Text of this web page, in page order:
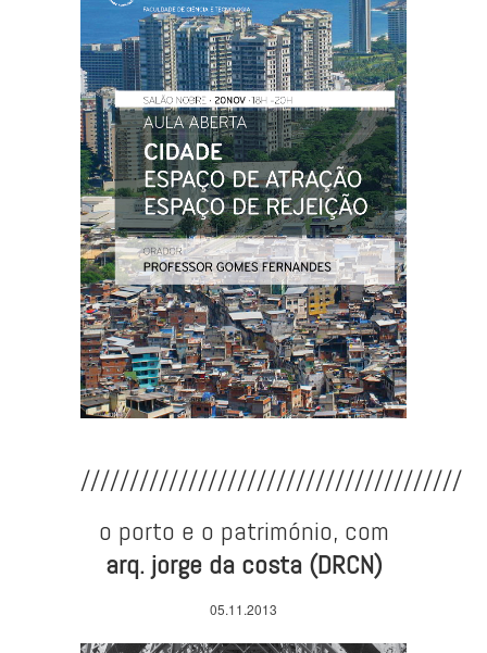
///////////////////////////////////////
o porto e o património, com
arq. jorge da costa (DRCN)
05.11.2013